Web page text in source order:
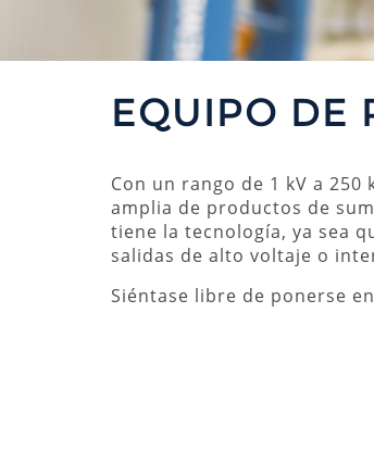
EQUIPO DE
Con un rango de 1 kV a
amplia de productos de
tiene la tecnología, ya sea
salidas de alto voltaje o
Siéntase libre de ponerse